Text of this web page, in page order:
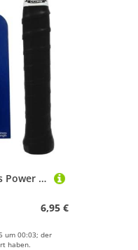
G-Lueck 3er Set Tennis Power Touch Overgrip (sehr griffig & langlebig) | 0,60mm Stärke | Griffband für Padel, Badminton, Squash Schläger inkl. selbstklebendes Abschlußband | Anti-Rutsch (Schwarz)
6,95 €
um 00:03; der
haben.